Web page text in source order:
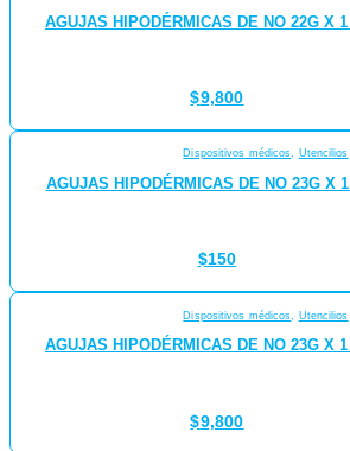
AGUJAS HIPODÉRMICAS DE NO 22G X
$9,800
Dispositivos médicos, Utencilios
AGUJAS HIPODÉRMICAS DE NO 23G X
$150
Dispositivos médicos Utencilios
AGUJAS HIPODÉRMICAS DE NO 23G X
$9,800